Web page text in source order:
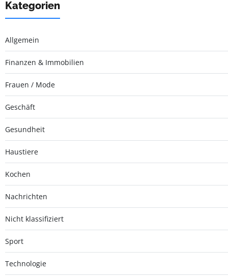
Kategorien
Allgemein
Finanzen & Immobilien
Frauen / Mode
Geschäft
Gesundheit
Haustiere
Kochen
Nachrichten
Nicht klassifiziert
Sport
Technologie